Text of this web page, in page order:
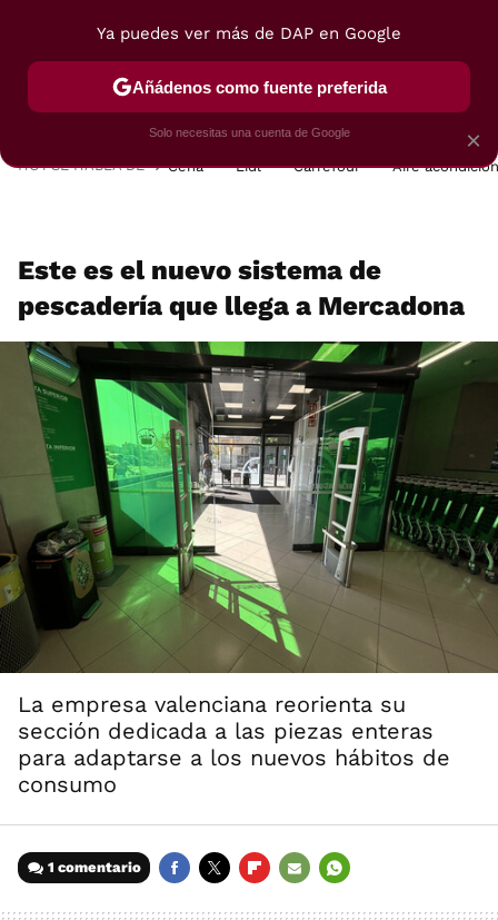
POSTRES VIAJES SELECCIÓN VEGUI
HOY SE HABLA DE Cena Lidl Carrefour Aire
Este es el nuevo sistema de
pescadería que llega a Mercadona
La empresa valenciana reorienta su
sección dedicada a las piezas enteras
para adaptarse a los nuevos hábitos de
consumo
1 comentario
×
Ya puedes ver más de DAP en Google
Añádenos como fuente preferida
Solo necesitas una cuenta de Google